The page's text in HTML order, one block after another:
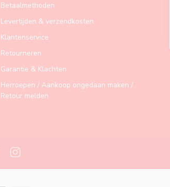
Betaalmethoden
Levertijden & verzendkosten
Klantenservice
Retourneren
Garantie & Klachten
Herroepen / Aankoop ongedaan maken /
Retour melden